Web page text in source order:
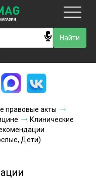
правовые акты
Клинические
Дети)